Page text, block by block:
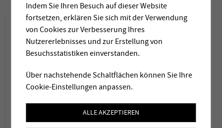
Projektbeschrieb
Für die Aufbereitung von jährlich 2'000'000 m
aus den "Eaux Belles" genannten Quellen hat
der Zweckverband der neben Genf gelegenen
Gemeinden rund um Annemasse
Indem Sie Ihren Besuch auf dieser Website
fortsetzen, erklären Sie sich mit der Verwendung
von Cookies zur Verbesserung Ihres
Nutzererlebnisses und zur Erstellung von
Besuchsstatistiken einverstanden.
Über nachstehende Schaltflächen können Sie Ihre
Cookie-Einstellungen anpassen.
ALLE AKZEPTIEREN